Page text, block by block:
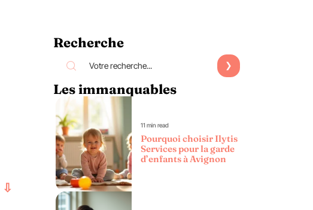
Recherche
Les immanquables
11 min read
Pourquoi choisir Ilytis
Services pour la garde
d’enfants à Avignon